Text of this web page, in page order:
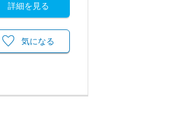
詳細を見る
気になる